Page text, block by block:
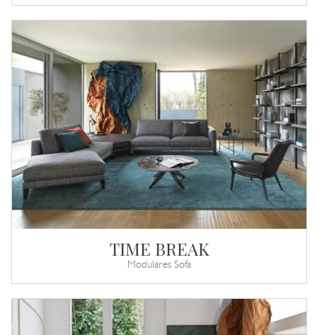
TIME BREAK
Modulares Sofa